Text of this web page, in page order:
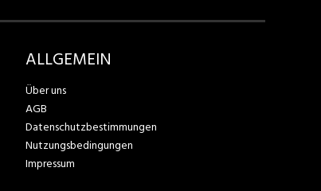
ALLGEMEIN
Über uns
AGB
Datenschutzbestimmungen
Nutzungsbedingungen
Impressum